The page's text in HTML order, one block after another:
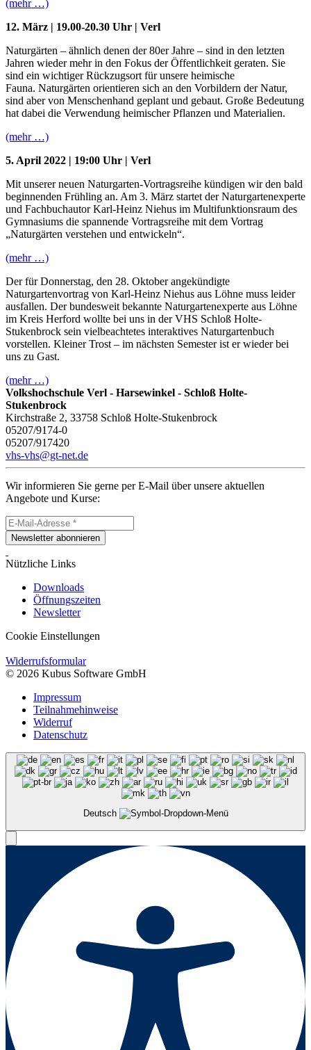
(mehr …)
12. März | 19.00-20.30 Uhr | Verl
Naturgärten – ähnlich denen der 80er Jahre – sind in den letzten
Jahren wieder mehr in den Fokus der Öffentlichkeit geraten. Sie
sind ein wichtiger Rückzugsort für unsere heimische
Fauna. Naturgärten orientieren sich an den Vorbildern der Natur,
sind aber von Menschenhand geplant und gebaut. Große Bedeutung
hat dabei die Verwendung heimischer Pflanzen und Materialien.
(mehr …)
5. April 2022 | 19:00 Uhr | Verl
Mit unserer neuen Naturgarten-Vortragsreihe kündigen wir den bald
beginnenden Frühling an. Am 3. März startet der Naturgartenexperte
und Fachbuchautor Karl-Heinz Niehus im Multifunktionsraum des
Gymnasiums die spannende Vortragsreihe mit dem Vortrag
„Naturgärten verstehen und entwickeln“.
(mehr …)
Der für Donnerstag, den 28. Oktober angekündigte
Naturgartenvortrag von Karl-Heinz Niehus aus Löhne muss leider
ausfallen. Der bundesweit bekannte Naturgartenexperte aus Löhne
im Kreis Herford wollte bei uns in der VHS Schloß Holte-
Stukenbrock sein vielbeachtetes interaktives Naturgartenbuch
vorstellen. Kleiner Trost – im nächsten Semester ist er wieder bei
uns zu Gast.
(mehr …)
Volkshochschule Verl - Harsewinkel - Schloß Holte-
Stukenbrock
Kirchstraße 2, 33758 Schloß Holte-Stukenbrock
05207/9174-0
05207/917420
vhs-vhs@gt-net.de
Wir informieren Sie gerne per E-Mail über unsere aktuellen
Angebote und Kurse:
Newsletter abonnieren
Nützliche Links
Downloads
Öffnungszeiten
Newsletter
Cookie Einstellungen
Widerrufsformular
© 2026 Kubus Software GmbH
Impressum
Teilnahmehinweise
Widerruf
Datenschutz
Deutsch